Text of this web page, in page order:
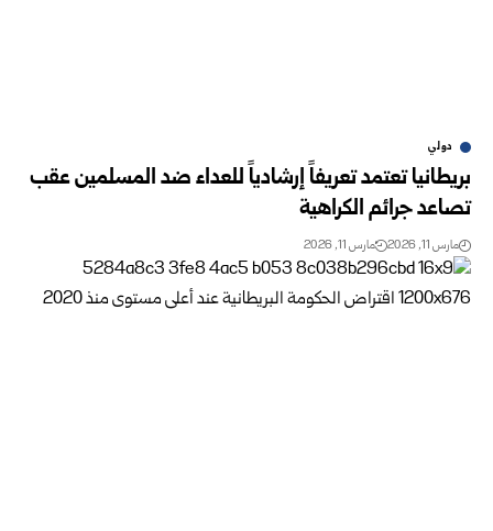
دولي
بريطانيا تعتمد تعريفاً إرشادياً للعداء ضد المسلمين عقب
تصاعد جرائم الكراهية
مارس 11, 2026 مارس 11, 2026